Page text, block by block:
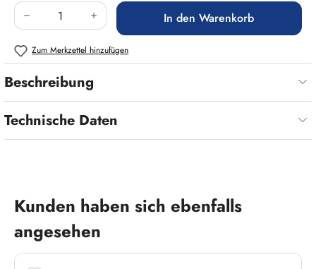
Produkt Anzahl: Gib den gewünschten Wert
In den Warenkorb
Zum Merkzettel hinzufügen
Beschreibung
Technische Daten
Produktgalerie überspringen
Kunden haben sich ebenfalls
angesehen